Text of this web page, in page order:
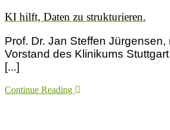
KI hilft, Daten zu strukturieren.
Prof. Dr. Jan Steffen
Vorstand des Klinikums
[...]
Continue Reading